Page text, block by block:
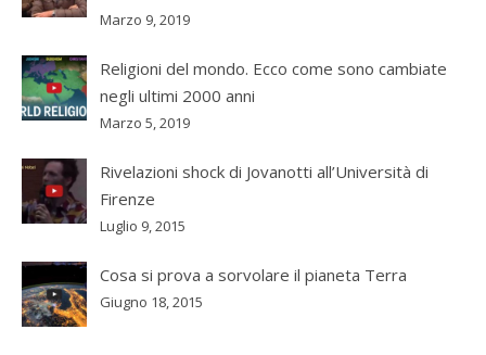
Marzo 9, 2019
Religioni del mondo. Ecco come sono cambiate
negli ultimi 2000 anni
Marzo 5, 2019
Rivelazioni shock di Jovanotti all’Università di
Firenze
Luglio 9, 2015
Cosa si prova a sorvolare il pianeta Terra
Giugno 18, 2015